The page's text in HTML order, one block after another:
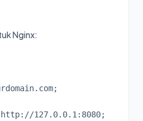
Nginx:
127.0.0.1:8080;